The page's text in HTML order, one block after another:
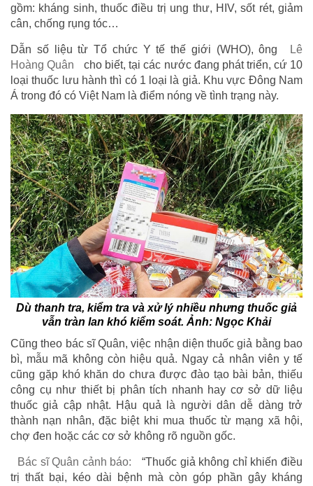
gồm: kháng sinh, thuốc điều trị ung thư, HIV, sốt rét, giảm
cân, chống rụng tóc…
Dẫn số liệu từ Tổ chức Y tế thế giới (WHO), ông
Lê
Hoàng Quân
cho biết, tại các nước đang phát triển, cứ 10
loại thuốc lưu hành thì có 1 loại là giả. Khu vực Đông Nam
Á trong đó có Việt Nam là điểm nóng về tình trạng này.
Dù thanh tra, kiểm tra và xử lý nhiều nhưng thuốc giả
vẫn tràn lan khó kiểm soát. Ảnh: Ngọc Khải
Cũng theo bác sĩ Quân, việc nhận diện thuốc giả bằng bao
bì, mẫu mã không còn hiệu quả. Ngay cả nhân viên y tế
cũng gặp khó khăn do chưa được đào tạo bài bản, thiếu
công cụ như thiết bị phân tích nhanh hay cơ sở dữ liệu
thuốc giả cập nhật. Hậu quả là người dân dễ dàng trở
thành nạn nhân, đặc biệt khi mua thuốc từ mạng xã hội,
chợ đen hoặc các cơ sở không rõ nguồn gốc.
Bác sĩ Quân cảnh báo:
“Thuốc giả không chỉ khiến điều
trị thất bại, kéo dài bệnh mà còn góp phần gây kháng